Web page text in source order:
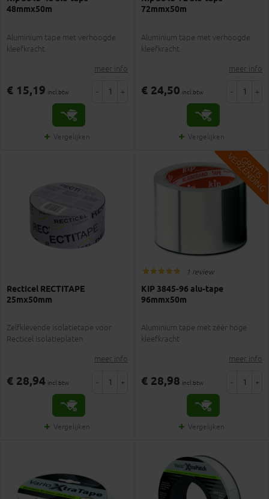
48mmx50m
Aluminium tape met verhoogde
kleefkracht
meer info
€ 15,19 incl.btw - +
Vergelijken
72mmx50m
Aluminium tape met verhoogde
kleefkracht
meer info
€ 24,50 incl.btw - +
Vergelijken
Recticel RECTITAPE
25mx50mm
Zelfklevende isolatietape voor
Recticel isolatieplaten
meer info
€ 28,94 incl.btw - +
Vergelijken
G
R
A
T
I
S
V
E
R
Z
E
N
D
I
N
G
1 review
KIP 3845-96 alu-tape
96mmx50m
Aluminium tape met zéér hoge
kleefkracht
meer info
€ 28,98 incl.btw - +
Vergelijken